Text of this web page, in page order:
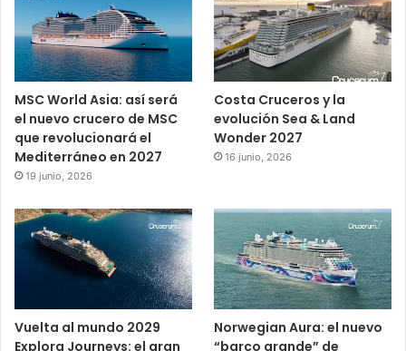
MSC World Asia: así será
el nuevo crucero de MSC
que revolucionará el
Mediterráneo en 2027
19 junio, 2026
Costa Cruceros y la
evolución Sea & Land
Wonder 2027
16 junio, 2026
Vuelta al mundo 2029
Explora Journeys: el gran
Norwegian Aura: el nuevo
“barco grande” de